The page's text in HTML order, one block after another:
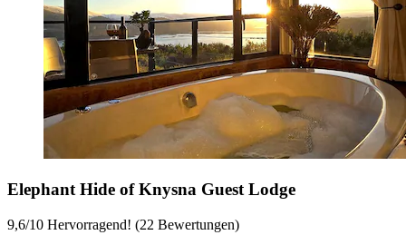
Elephant Hide of Knysna Guest Lodge
9,6/10 Hervorragend! (22 Bewertungen)